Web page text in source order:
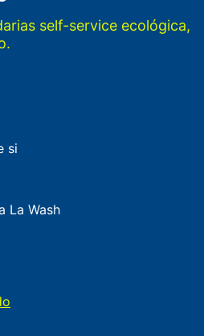
self-service ecológica,
si
La Wash